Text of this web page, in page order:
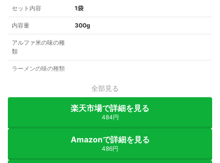
セット内容
1袋
内容量 300g
アルファ米の味の種
類
ラーメンの味の種類
全部見る
楽天市場で詳細を見る
484円
Amazonで詳細を見る
486円